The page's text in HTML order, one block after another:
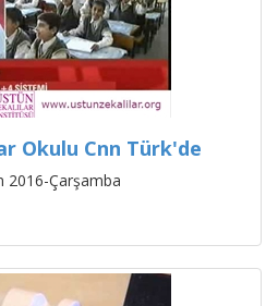
Okulu Cnn Türk'de
2016-Çarşamba